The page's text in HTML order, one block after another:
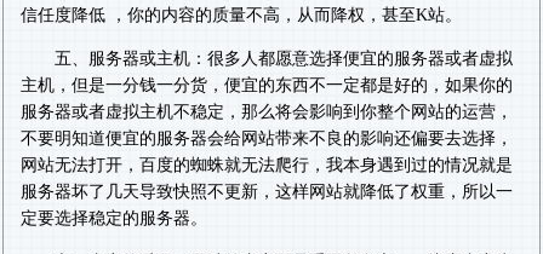
信任度降低 ，你的内容的质量不高，从而降权，甚至K站。
五、服务器或主机：很多人都愿意选择便宜的服务器或者虚拟
主机，但是一分钱一分货，便宜的东西不一定都是好的，如果你的
服务器或者虚拟主机不稳定，那么将会影响到你整个网站的运营，
不要明知道便宜的服务器会给网站带来不良的影响还偏要去选择，
网站无法打开，百度的蜘蛛就无法爬行，我本身遇到过的情况就是
服务器坏了几天导致快照不更新，这样网站就降低了权重，所以一
定要选择稳定的服务器。